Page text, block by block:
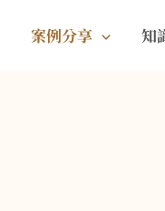
案例分享 知